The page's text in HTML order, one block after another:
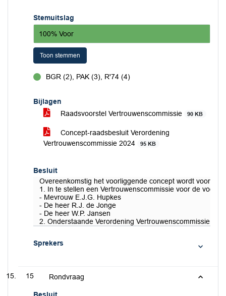
Stemuitslag
100% Voor
Toon stemmen
BGR (2), PAK (3), R'74 (4)
Bijlagen
Raadsvoorstel Vertrouwenscommissie
90 KB
Concept-raadsbesluit Verordening
Vertrouwenscommissie 2024
95 KB
Besluit
Overeenkomstig het voorliggende concept wordt
1. In te stellen een Vertrouwenscommissie voor de
- Mevrouw E.J.G. Hupkes
- De heer R.J. de Jonge
- De heer W.P. Jansen
2. Onderstaande Verordening Vertrouwenscommissie
Sprekers
15 Rondvraag